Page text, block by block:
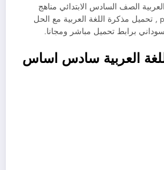
الصف السادس الابتدائي مناهج
السودان الجديد 2026 pdf , تحميل مذكرة اللغة العربية مع الحل
برابط تحميل مباشر ومجانا.
العربية سادس اساس